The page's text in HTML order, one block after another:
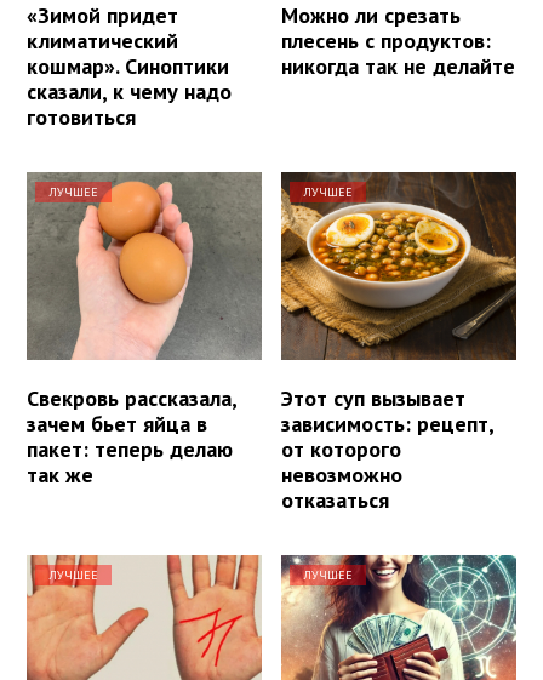
«Зимой придет
климатический
кошмар». Синоптики
сказали, к чему надо
готовиться
Можно ли срезать
плесень с продуктов:
никогда так не делайте
ЛУЧШЕЕ
Свекровь рассказала,
зачем бьет яйца в
пакет: теперь делаю
так же
ЛУЧШЕЕ
Этот суп вызывает
зависимость: рецепт,
от которого
невозможно
отказаться
ЛУЧШЕЕ ЛУЧШЕЕ